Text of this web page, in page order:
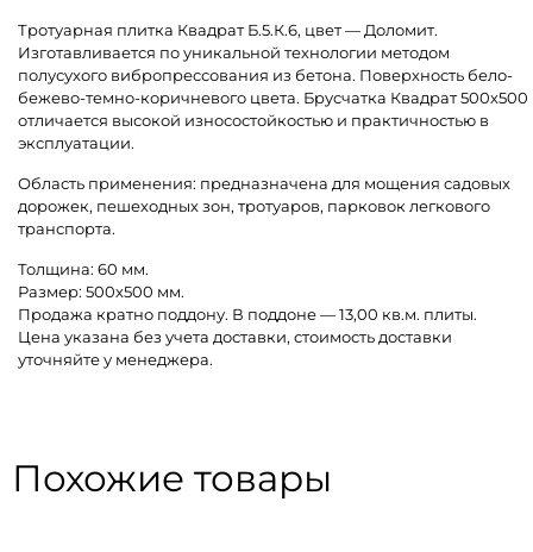
Тротуарная плитка Квадрат Б.5.К.6, цвет — Доломит.
Изготавливается по уникальной технологии методом
полусухого вибропрессования из бетона. Поверхность бело-
бежево-темно-коричневого цвета. Брусчатка Квадрат 500х500
отличается высокой износостойкостью и практичностью в
эксплуатации.
Область применения: предназначена для мощения садовых
дорожек, пешеходных зон, тротуаров, парковок легкового
транспорта.
Толщина: 60 мм.
Размер: 500х500 мм.
Продажа кратно поддону. В поддоне — 13,00 кв.м. плиты.
Цена указана без учета доставки, стоимость доставки
уточняйте у менеджера.
Похожие товары